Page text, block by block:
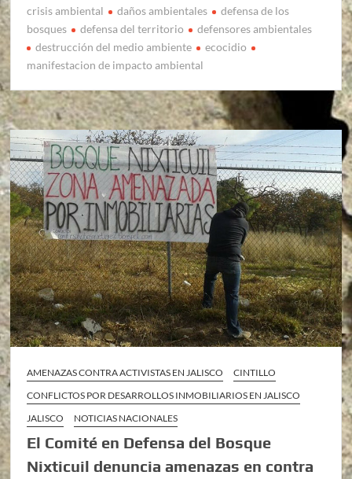
crisis ambiental daños ambientales
defensa de los
bosques
defensa del territorio
defensores ambientales
destrucción del medio ambiente
ecocidio
manifestacion de impacto ambiental
AMENAZAS CONTRA ACTIVISTAS EN JALISCO
CINTILLO
CONFLICTOS POR DESARROLLOS INMOBILIARIOS EN JALISCO
JALISCO
NOTICIAS NACIONALES
El Comité en Defensa del Bosque
Nixticuil denuncia amenazas en contra